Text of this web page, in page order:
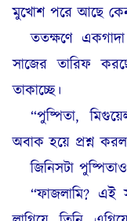
মুখোশ পরে আছে
ততক্ষণে
সাজের তারিফ
তাকাচ্ছে।
“পুষ্পিতা,
অবাক হয়ে প্রশ্ন
জিনিসটা
“ফাজলামি? এই